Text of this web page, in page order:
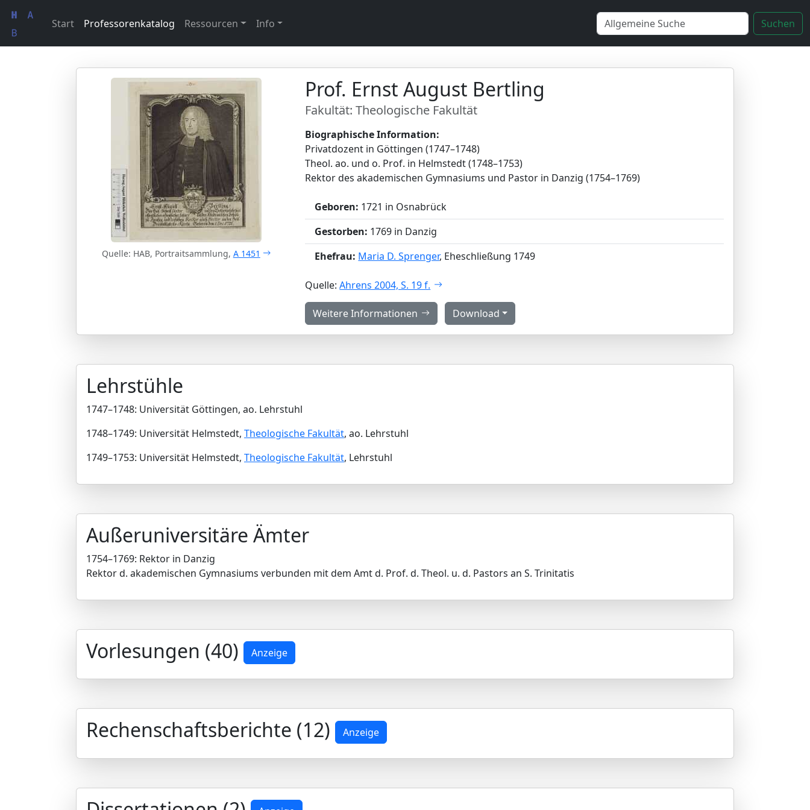
Start Professorenkatalog Ressourcen Info Suchen
Quelle: HAB, Portraitsammlung, A 1451
Prof. Ernst August Bertling
Fakultät: Theologische Fakultät
Biographische Information:
Privatdozent in Göttingen (1747–1748)
Theol. ao. und o. Prof. in Helmstedt (1748–1753)
Rektor des akademischen Gymnasiums und Pastor in Danzig (1754–1769)
Geboren: 1721 in Osnabrück
Gestorben: 1769 in Danzig
Ehefrau: Maria D. Sprenger, Eheschließung 1749
Quelle:Ahrens 2004, S. 19 f.
Weitere Informationen Download
Lehrstühle
1747–1748: Universität Göttingen, ao. Lehrstuhl
1748–1749: Universität Helmstedt, Theologische Fakultät, ao. Lehrstuhl
1749–1753: Universität Helmstedt, Theologische Fakultät, Lehrstuhl
Außeruniversitäre Ämter
1754–1769: Rektor in Danzig
Rektor d. akademischen Gymnasiums verbunden mit dem Amt d. Prof. d. Theol. u. d. Pastors an S. Trinitatis
Vorlesungen (40) Anzeige
Rechenschaftsberichte (12) Anzeige